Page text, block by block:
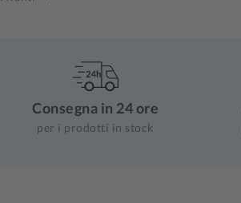
Consegna in 24 ore
per i prodotti in stock